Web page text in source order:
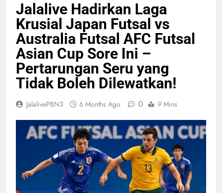
Jalalive Hadirkan Laga
Krusial Japan Futsal vs
Australia Futsal AFC Futsal
Asian Cup Sore Ini –
Pertarungan Seru yang
Tidak Boleh Dilewatkan!
JalalivePBN3 6 Months Ago 0 9 Mins